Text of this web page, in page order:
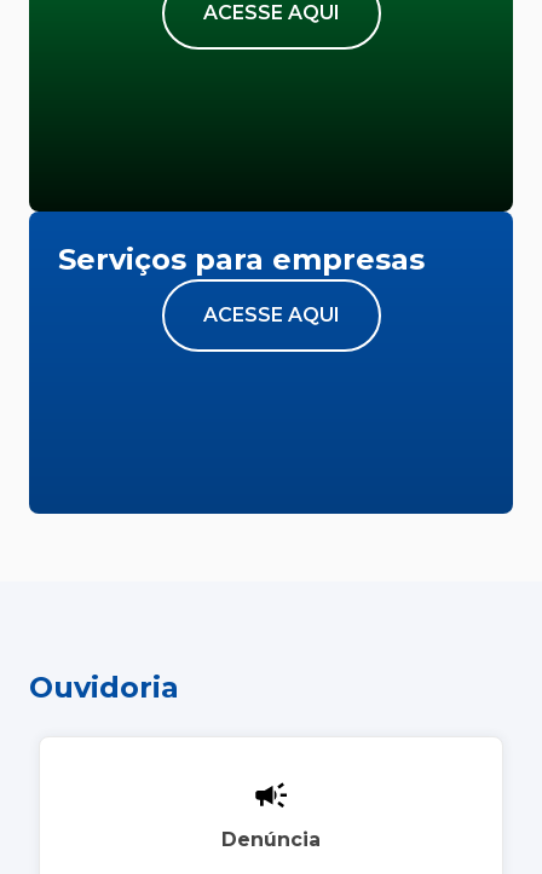
ACESSE AQUI
Serviços para empresas
ACESSE AQUI
Ouvidoria
Denúncia